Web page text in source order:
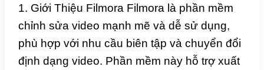
1. Giới Thiệu Filmora Filmora là phần mềm
chỉnh sửa video mạnh mẽ và dễ sử dụng,
phù hợp với nhu cầu biên tập và chuyển đổi
định dạng video. Phần mềm này hỗ trợ xuất